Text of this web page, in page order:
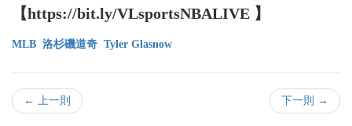
【https://bit.ly/VLsportsNBALIVE 】
MLB 洛杉磯道奇 Tyler Glasnow
← 上一則 下一則 →